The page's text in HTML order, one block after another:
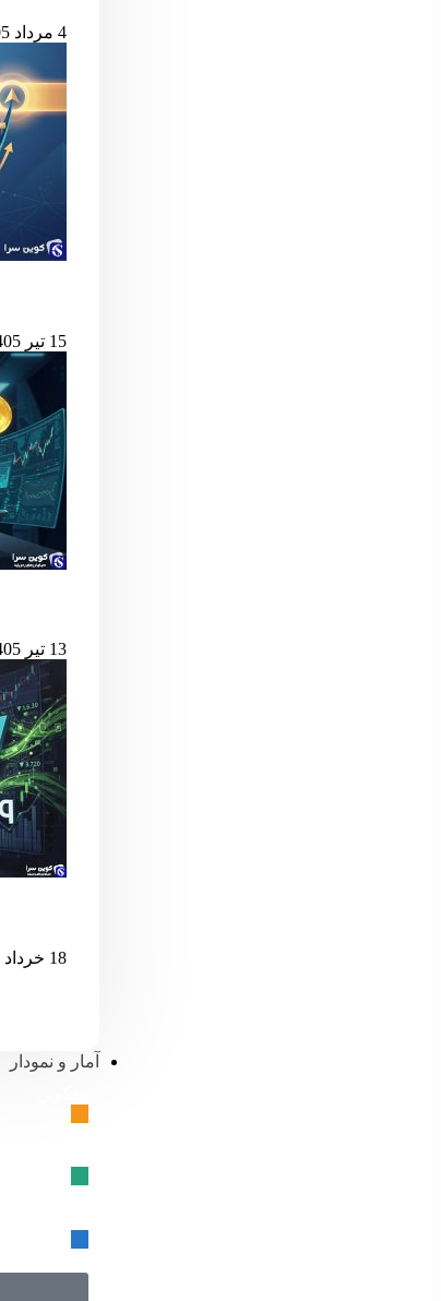
4 مرداد 1405
15 تیر 1405
13 تیر 1405
18 خرداد 1405
آمار و نمودار